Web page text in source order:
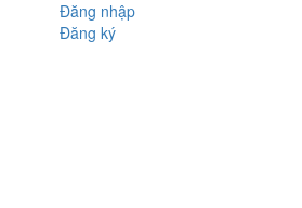
Đăng nhập
Đăng ký